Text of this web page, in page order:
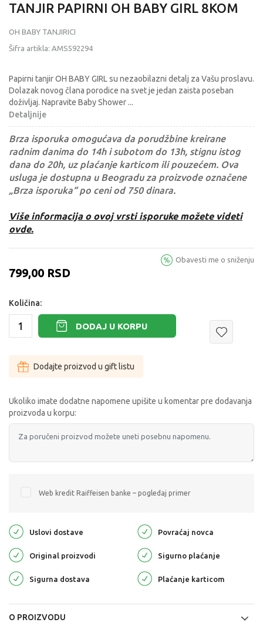
TANJIR PAPIRNI OH BABY GIRL 8KOM
OH BABY TANJIRICI
Šifra artikla: AMS592294
Papirni tanjir OH BABY GIRL su nezaobilazni detalj za Vašu proslavu.
Dolazak novog člana porodice na svet je jedan zaista poseban
doživljaj. Napravite Baby Shower ...
Detaljnije
Brza isporuka omogućava da porudžbine kreirane
radnim danima do 14h i subotom do 13h, stignu istog
dana do 20h, uz plaćanje karticom ili pouzećem. Ova
usluga je dostupna u Beogradu za proizvode označene
„Brza isporuka“ po ceni od 750 dinara.
Više informacija o ovoj vrsti isporuke možete videti
ovde.
799,00 RSD
Obavesti me o sniženju
Količina:
DODAJ U KORPU
Dodajte proizvod u gift listu
Ukoliko imate dodatne napomene upišite u komentar pre dodavanja
proizvoda u korpu:
Web kredit Raiffeisen banke – pogledaj primer
Uslovi dostave Povraćaj novca
Original proizvodi Sigurno plaćanje
Sigurna dostava Plaćanje karticom
O PROIZVODU